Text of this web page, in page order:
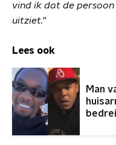
vind ik dat de
uitziet."
Lees ook
Man